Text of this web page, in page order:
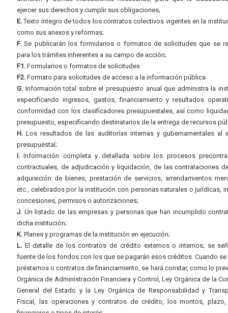
ejercer sus derechos y cumplir sus obligaciones;
E.Texto íntegro de todos los contratos colectivos vigentes en la
como sus anexos y reformas;
F. Se publicarán los formularios o formatos de solicitudes que se
para los trámites inherentes a su campo de acción;
F1. Formularios o formatos de solicitudes
F2. Formato para solicitudes de acceso a la información pública
G. Información total sobre el presupuesto anual que administra la
especificando ingresos, gastos, financiamiento y resultados
conformidad con los clasificadores presupuestales, así como
presupuesto, especificando destinatarios de la entrega de recursos
H. Los resultados de las auditorías internas y gubernamentales al
presupuestal;
I. Información completa y detallada sobre los procesos
contractuales, de adjudicación y liquidación, de las contrataciones
adquisición de bienes, prestación de servicios, arrendamientos
etc., celebrados por la institución con personas naturales o jurídicas,
concesiones, permisos o autorizaciones;
J. Un listado de las empresas y personas que han incumplido
dicha institución;
K. Planes y programas de la institución en ejecución;
L. El detalle de los contratos de crédito externos o internos; se
fuente de los fondos con los que se pagarán esos créditos. Cuando se
préstamos o contratos de financiamiento, se hará constar, como lo
Orgánica de Administración Financiera y Control, Ley Orgánica de la
General del Estado y la Ley Orgánica de Responsabilidad y
Fiscal, las operaciones y contratos de crédito, los montos,